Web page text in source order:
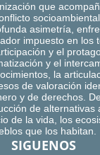
que
asimetría,
impuesto en los
y el
y el
la
de valoración
y de derechos.
de alternativas
de la vida, los
que los habitan.
SIGUENOS